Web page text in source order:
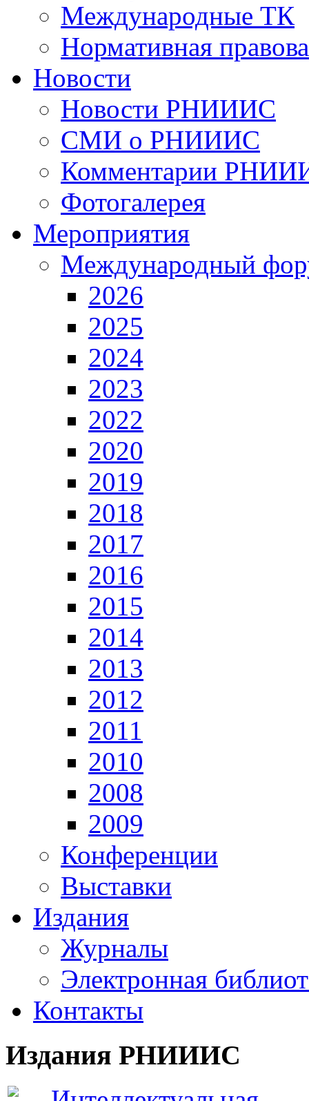
Международные ТК
Нормативная
Новости
Новости РНИИИС
СМИ о РНИИИС
Комментарии
Фотогалерея
Мероприятия
Международный
2026
2025
2024
2023
2022
2020
2019
2018
2017
2016
2015
2014
2013
2012
2011
2010
2008
2009
Конференции
Выставки
Издания
Журналы
Электронная
Контакты
Издания РНИИИС